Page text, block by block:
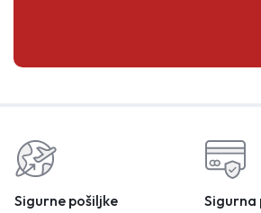
Sigurne pošiljke Sigurna